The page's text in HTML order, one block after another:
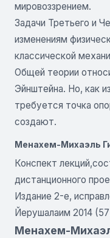
мировоззрением.
Задачи Третьего и
изменениям
классической
Общей теории
Эйнштейна. Но, как
требуется точка
создают.
Менахем-Михаэль
Конспект
дистанционного
Издание 2-е,
Йерушалаим 2014
Менахем-